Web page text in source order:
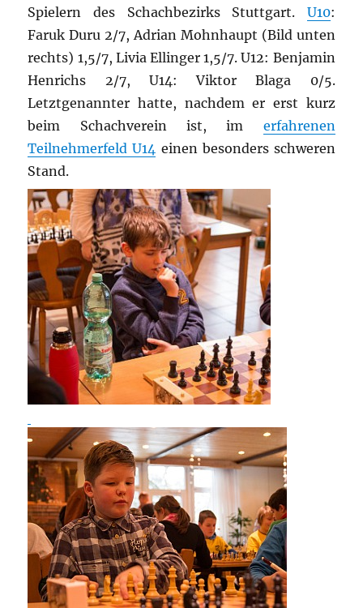
Spielern des Schachbezirks Stuttgart. U10:
Faruk Duru 2/7, Adrian Mohnhaupt (Bild unten
rechts) 1,5/7, Livia Ellinger 1,5/7. U12: Benjamin
Henrichs 2/7, U14: Viktor Blaga 0/5.
Letztgenannter hatte, nachdem er erst kurz
beim Schachverein ist, im erfahrenen
Teilnehmerfeld U14 einen besonders schweren
Stand.